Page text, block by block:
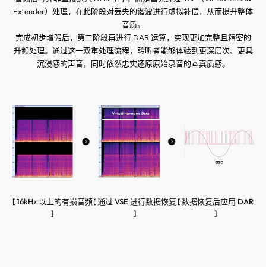
Extender）处理，在此阶段对丢失的谐波进行虚拟补偿，从而提升整体
音质。
完成初步增强后，第二阶段再进行 DAR 运算，实现更加完整且精密的
升频处理。通过这一双重处理流程，聆听者能够体验到更深层次、更具
沉浸感的声音，同时依然忠实还原原始录音的本真质感。
[ 16kHz 以上的有损音频
]
[ 通过 VSE 进行数据恢复
]
[ 数据恢复后应用 DAR
]